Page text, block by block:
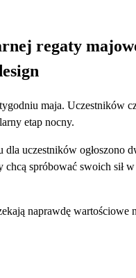
regaty
maja. Uczestników
etap nocny.
uczestników ogłoszono
spróbować swoich sił
naprawdę wartościowe